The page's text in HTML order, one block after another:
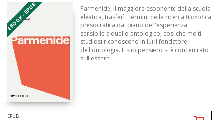
EBOOK - EPUB
Parmenide, il maggiore esponente della scuola
eleatica, trasferì i termini della ricerca filosofica
presocratica dal piano dell'esperienza
sensibile a quello ontologico, così che molti
studiosi riconoscono in lui il fondatore
dell'ontologia. Il suo pensiero si è concentrato
sull'essere ...
EPUB